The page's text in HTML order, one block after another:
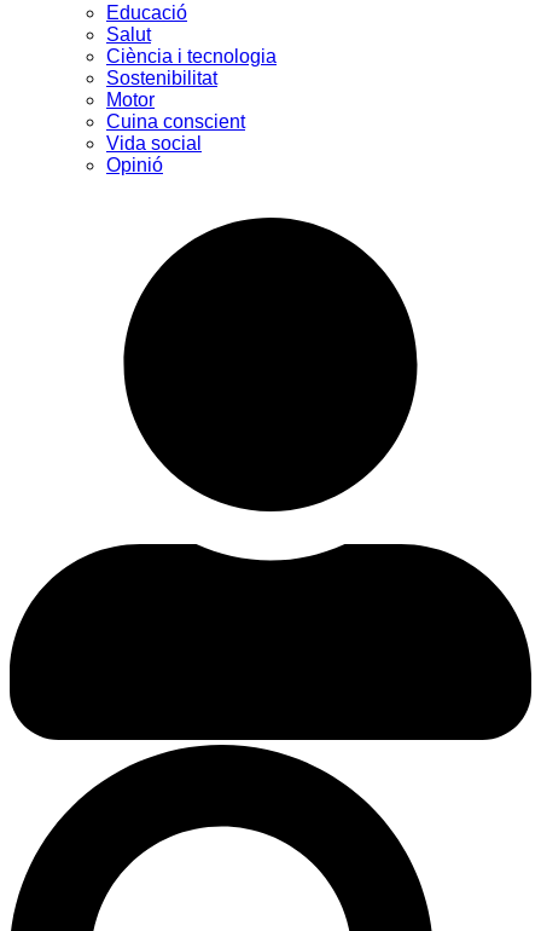
Educació
Salut
Ciència i tecnologia
Sostenibilitat
Motor
Cuina conscient
Vida social
Opinió